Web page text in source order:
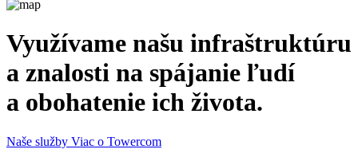
Využívame našu infraštruktúru
a znalosti na spájanie ľudí
a obohatenie ich života.
Naše služby Viac o Towercom